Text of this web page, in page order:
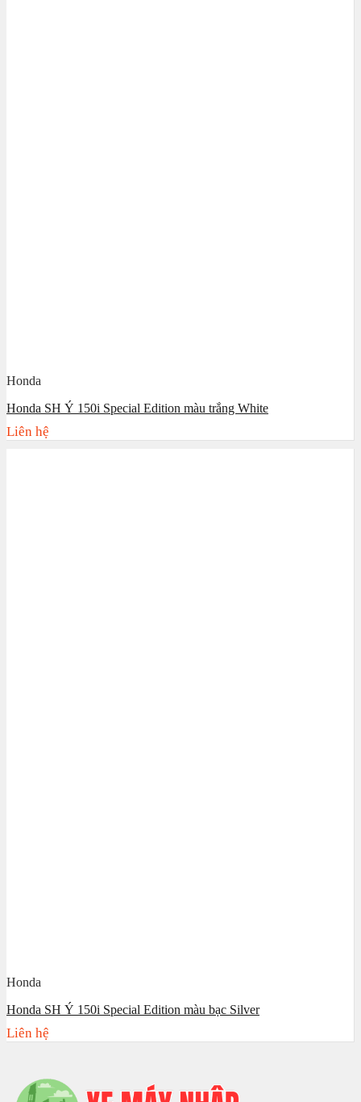
Honda
Honda SH Ý 150i Special Edition màu trắng White
Liên hệ
Honda
Honda SH Ý 150i Special Edition màu bạc Silver
Liên hệ